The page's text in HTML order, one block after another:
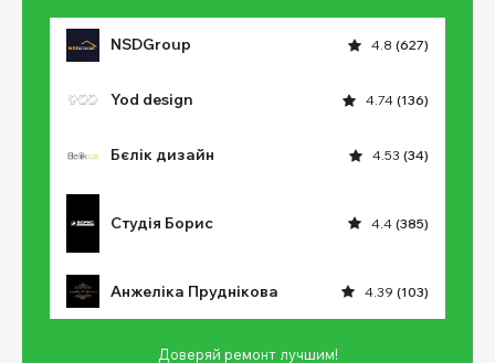
NSDGroup 4.8 (627)
Yod design 4.74 (136)
Бєлік дизайн 4.53 (34)
Студія Борис 4.4 (385)
Анжеліка Пруднікова 4.39 (103)
Доверяй ремонт лучшим!